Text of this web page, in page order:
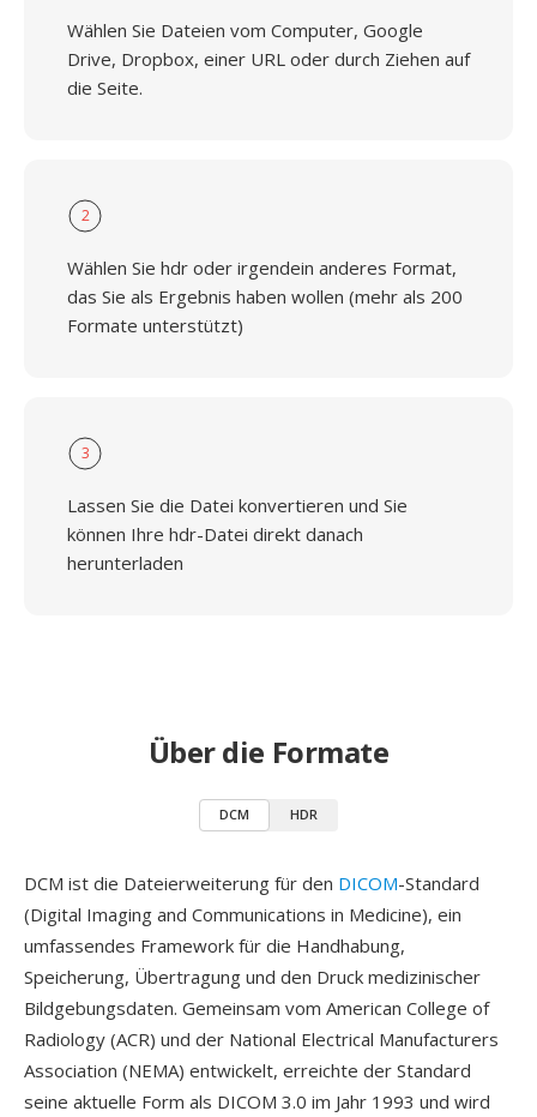
Wählen Sie Dateien vom Computer, Google
Drive, Dropbox, einer URL oder durch Ziehen auf
die Seite.
2
Wählen Sie hdr oder irgendein anderes Format,
das Sie als Ergebnis haben wollen (mehr als 200
Formate unterstützt)
3
Lassen Sie die Datei konvertieren und Sie
können Ihre hdr-Datei direkt danach
herunterladen
Über die Formate
DCM HDR
DCM ist die Dateierweiterung für den DICOM-Standard
(Digital Imaging and Communications in Medicine), ein
umfassendes Framework für die Handhabung,
Speicherung, Übertragung und den Druck medizinischer
Bildgebungsdaten. Gemeinsam vom American College of
Radiology (ACR) und der National Electrical Manufacturers
Association (NEMA) entwickelt, erreichte der Standard
seine aktuelle Form als DICOM 3.0 im Jahr 1993 und wird